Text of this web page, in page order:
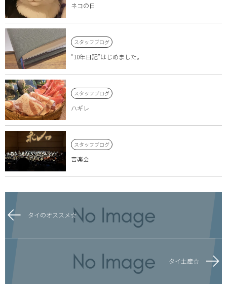
ネコの日
スタッフブログ
“10年日記”はじめました。
スタッフブログ
ハギレ
スタッフブログ
音楽会
タイのオススメ☆
タイ土産☆